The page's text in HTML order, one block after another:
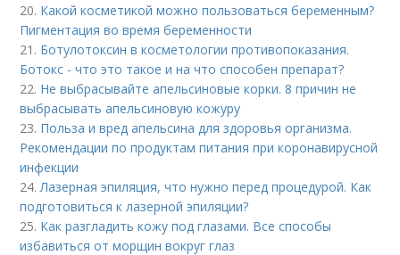
20. Какой косметикой можно пользоваться беременным?
Пигментация во время беременности
21. Ботулотоксин в косметологии противопоказания.
Ботокс - что это такое и на что способен препарат?
22. Не выбрасывайте апельсиновые корки. 8 причин не
выбрасывать апельсиновую кожуру
23. Польза и вред апельсина для здоровья организма.
Рекомендации по продуктам питания при коронавирусной
инфекции
24.Лазерная эпиляция, что нужно перед процедурой. Как
подготовиться к лазерной эпиляции?
25. Как разгладить кожу под глазами. Все способы
избавиться от морщин вокруг глаз